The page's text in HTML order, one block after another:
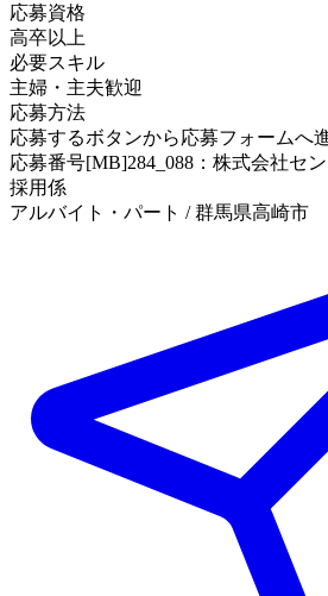
応募資格
高卒以上
必要スキル
主婦・主夫歓迎
応募方法
応募するボタンから応募フォームへ
応募番号[MB]284_088：株式会社セ
採用係
アルバイト・パート / 群馬県高崎市